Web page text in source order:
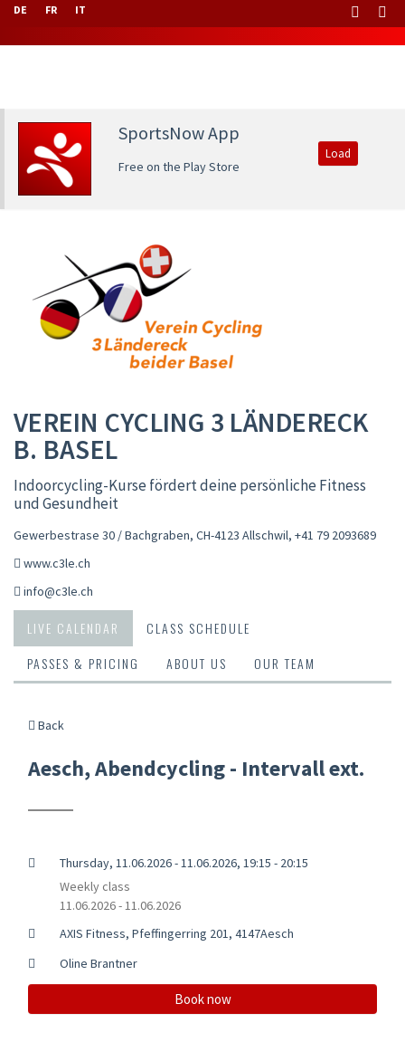
DE FR IT
SportsNow App
Free on the Play Store
Load
VEREIN CYCLING 3 LÄNDERECK
B. BASEL
Indoorcycling-Kurse fördert deine persönliche Fitness
und Gesundheit
Gewerbestrase 30 / Bachgraben, CH-4123 Allschwil, +41 79 2093689
www.c3le.ch
info@c3le.ch
LIVE CALENDAR
CLASS SCHEDULE
PASSES & PRICING
ABOUT US OUR TEAM
Back
Aesch, Abendcycling - Intervall ext.
Thursday, 11.06.2026 - 11.06.2026, 19:15 - 20:15
Weekly class
11.06.2026 - 11.06.2026
AXIS Fitness, Pfeffingerring 201, 4147Aesch
Oline Brantner
Book now